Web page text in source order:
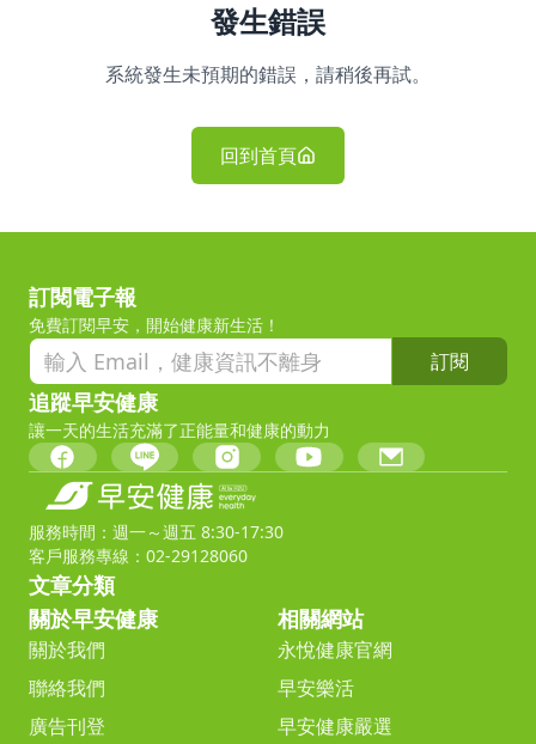
發生錯誤
系統發生未預期的錯誤，請稍後再試。
回到首頁
訂閱電子報
免費訂閱早安，開始健康新生活！
訂閱
追蹤早安健康
讓一天的生活充滿了正能量和健康的動力
服務時間：週一～週五 8:30-17:30
客戶服務專線：02-29128060
文章分類
關於早安健康
關於我們
聯絡我們
廣告刊登
相關網站
永悅健康官網
早安樂活
早安健康嚴選